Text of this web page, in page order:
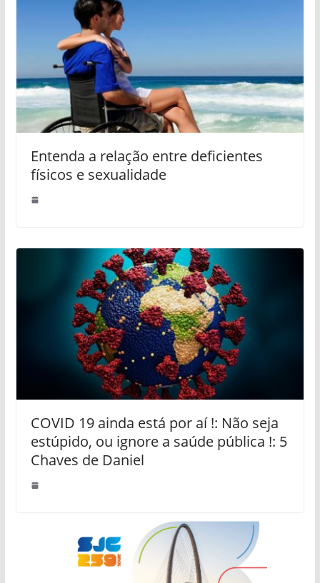
Entenda a relação entre deficientes
físicos e sexualidade
COVID 19 ainda está por aí !: Não seja
estúpido, ou ignore a saúde pública !: 5
Chaves de Daniel